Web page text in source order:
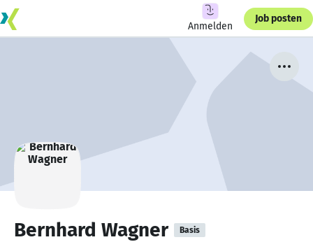
Anmelden
Job posten
Bernhard Wagner Basis